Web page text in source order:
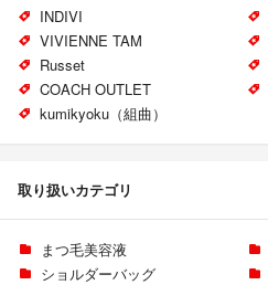
INDIVI
VIVIENNE TAM
Russet
COACH OUTLET
kumikyoku（組曲）
取り扱いカテゴリ
まつ毛美容液
ショルダーバッグ